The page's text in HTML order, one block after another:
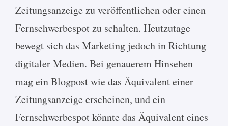
Zeitungsanzeige zu veröffentlichen oder einen
Fernsehwerbespot zu schalten. Heutzutage
bewegt sich das Marketing jedoch in Richtung
digitaler Medien. Bei genauerem Hinsehen
mag ein Blogpost wie das Äquivalent einer
Zeitungsanzeige erscheinen, und ein
Fernsehwerbespot könnte das Äquivalent eines